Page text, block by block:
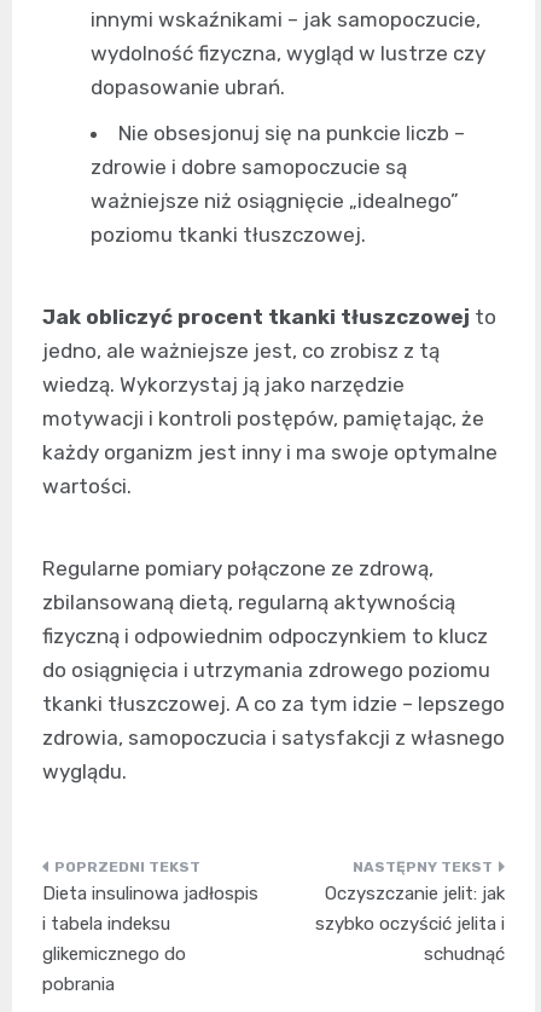
innymi wskaźnikami – jak samopoczucie,
wydolność fizyczna, wygląd w lustrze czy
dopasowanie ubrań.
Nie obsesjonuj się na punkcie liczb –
zdrowie i dobre samopoczucie są
ważniejsze niż osiągnięcie „idealnego”
poziomu tkanki tłuszczowej.
Jak obliczyć procent tkanki tłuszczowej to
jedno, ale ważniejsze jest, co zrobisz z tą
wiedzą. Wykorzystaj ją jako narzędzie
motywacji i kontroli postępów, pamiętając, że
każdy organizm jest inny i ma swoje optymalne
wartości.
Regularne pomiary połączone ze zdrową,
zbilansowaną dietą, regularną aktywnością
fizyczną i odpowiednim odpoczynkiem to klucz
do osiągnięcia i utrzymania zdrowego poziomu
tkanki tłuszczowej. A co za tym idzie – lepszego
zdrowia, samopoczucia i satysfakcji z własnego
wyglądu.
Nawigacja
wpisu
Dieta insulinowa jadłospis
i tabela indeksu
glikemicznego do
pobrania
Oczyszczanie jelit: jak
szybko oczyścić jelita i
schudnąć